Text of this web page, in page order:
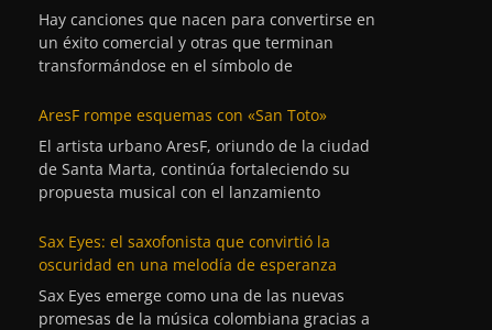
Hay canciones que nacen para convertirse en
un éxito comercial y otras que terminan
transformándose en el símbolo de
AresF rompe esquemas con «San Toto»
El artista urbano AresF, oriundo de la ciudad
de Santa Marta, continúa fortaleciendo su
propuesta musical con el lanzamiento
Sax Eyes: el saxofonista que convirtió la
oscuridad en una melodía de esperanza
Sax Eyes emerge como una de las nuevas
promesas de la música colombiana gracias a